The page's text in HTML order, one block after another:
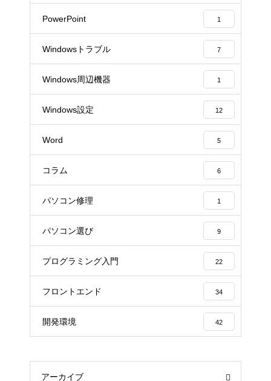
PowerPoint 1
Windowsトラブル 7
Windows周辺機器 1
Windows設定 12
Word 5
コラム 6
パソコン修理 1
パソコン選び 9
プログラミング入門 22
フロントエンド 34
開発環境 42
アーカイブ